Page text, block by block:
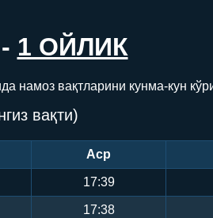
- 1 ОЙЛИК
намоз вақтларини кунма-кун
вақти)
Аср
17:39
17:38